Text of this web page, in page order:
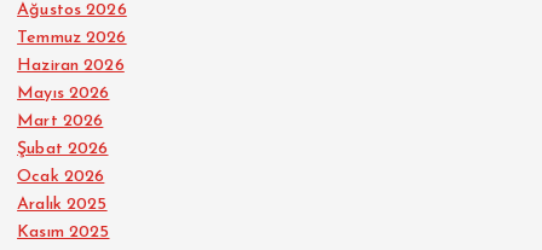
Ağustos 2026
Temmuz 2026
Haziran 2026
Mayıs 2026
Mart 2026
Şubat 2026
Ocak 2026
Aralık 2025
Kasım 2025